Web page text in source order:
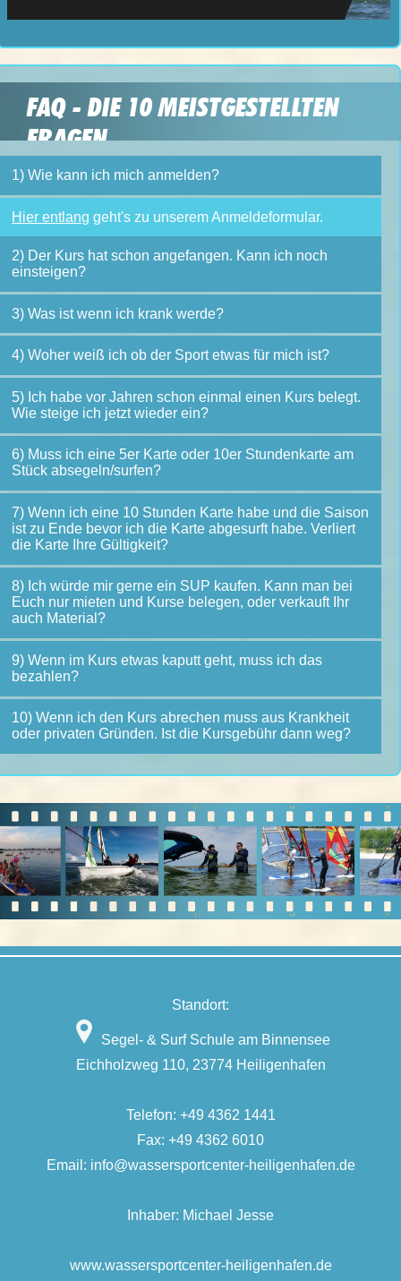
FAQ - DIE 10 MEISTGESTELLTEN
FRAGEN
1) Wie kann ich mich anmelden?
Hier entlang geht's zu unserem Anmeldeformular.
2) Der Kurs hat schon angefangen. Kann ich noch
einsteigen?
3) Was ist wenn ich krank werde?
4) Woher weiß ich ob der Sport etwas für mich ist?
5) Ich habe vor Jahren schon einmal einen Kurs belegt.
Wie steige ich jetzt wieder ein?
6) Muss ich eine 5er Karte oder 10er Stundenkarte am
Stück absegeln/surfen?
7) Wenn ich eine 10 Stunden Karte habe und die Saison
ist zu Ende bevor ich die Karte abgesurft habe. Verliert
die Karte Ihre Gültigkeit?
8) Ich würde mir gerne ein SUP kaufen. Kann man bei
Euch nur mieten und Kurse belegen, oder verkauft Ihr
auch Material?
9) Wenn im Kurs etwas kaputt geht, muss ich das
bezahlen?
10) Wenn ich den Kurs abrechen muss aus Krankheit
oder privaten Gründen. Ist die Kursgebühr dann weg?
Standort:
Segel- & Surf Schule am Binnensee
Eichholzweg 110, 23774 Heiligenhafen
Telefon: +49 4362 1441
Fax: +49 4362 6010
Email: info@wassersportcenter-heiligenhafen.de
Inhaber: Michael Jesse
www.wassersportcenter-heiligenhafen.de